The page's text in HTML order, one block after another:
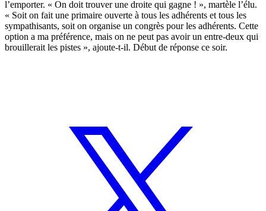
l’emporter. « On doit trouver une droite qui gagne ! », martèle l’élu.
« Soit on fait une primaire ouverte à tous les adhérents et tous les
sympathisants, soit on organise un congrès pour les adhérents. Cette
option a ma préférence, mais on ne peut pas avoir un entre-deux qui
brouillerait les pistes », ajoute-t-il. Début de réponse ce soir.